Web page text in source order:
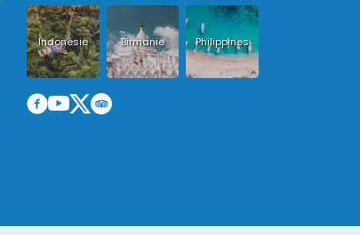
Indonésie Birmanie Philippines